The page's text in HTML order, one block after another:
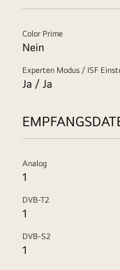
Color Prime
Nein
Experten Modus / ISF
Ja / Ja
Analog
1
DVB-T2
1
DVB-S2
1